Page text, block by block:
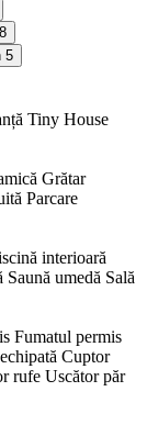
5
Tiny House
Grătar
Parcare
interioară
Saună umedă Sală
Fumatul permis
Cuptor
rufe Uscător păr